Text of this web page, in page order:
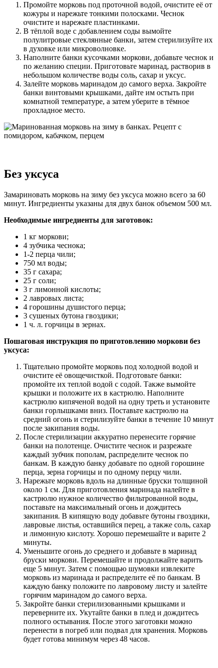
Промойте морковь под проточной водой, очистите её от
кожуры и нарежьте тонкими полосками. Чеснок
очистите и нарежьте пластинками.
В тёплой воде с добавлением соды вымойте
полулитровые стеклянные банки, затем стерилизуйте их
в духовке или микроволновке.
Наполните банки кусочками моркови, добавьте чеснок и
по желанию специи. Приготовьте маринад, растворив в
небольшом количестве воды соль, сахар и уксус.
Залейте морковь маринадом до самого верха. Закройте
банки винтовыми крышками, дайте им остыть при
комнатной температуре, а затем уберите в тёмное
прохладное место.
Без уксуса
Замариновать морковь на зиму без уксуса можно всего за 60
минут. Ингредиенты указаны для двух банок объемом 500 мл.
Необходимые ингредиенты для заготовок:
1 кг моркови;
4 зубчика чеснока;
1-2 перца чили;
750 мл воды;
35 г сахара;
25 г соли;
3 г лимонной кислоты;
2 лавровых листа;
4 горошины душистого перца;
3 сушеных бутона гвоздики;
1 ч. л. горчицы в зернах.
Пошаговая инструкция по приготовлению моркови без
уксуса:
Тщательно промойте морковь под холодной водой и
очистите её овощечисткой. Подготовьте банки:
промойте их теплой водой с содой. Также вымойте
крышки и положите их в кастрюлю. Наполните
кастрюлю кипяченой водой на одну треть и установите
банки горлышками вниз. Поставьте кастрюлю на
средний огонь и стерилизуйте банки в течение 10 минут
после закипания воды.
После стерилизации аккуратно перенесите горячие
банки на полотенце. Очистите чеснок и разрежьте
каждый зубчик пополам, распределите чеснок по
банкам. В каждую банку добавьте по одной горошине
перца, зерна горчицы и по одному перцу чили.
Нарежьте морковь вдоль на длинные бруски толщиной
около 1 см. Для приготовления маринада налейте в
кастрюлю нужное количество фильтрованной воды,
поставьте на максимальный огонь и дождитесь
закипания. В кипящую воду добавьте бутоны гвоздики,
лавровые листья, оставшийся перец, а также соль, сахар
и лимонную кислоту. Хорошо перемешайте и варите 2
минуты.
Уменьшите огонь до среднего и добавьте в маринад
бруски моркови. Перемешайте и продолжайте варить
еще 5 минут. Затем с помощью шумовки извлеките
морковь из маринада и распределите её по банкам. В
каждую банку положите по лавровому листу и залейте
горячим маринадом до самого верха.
Закройте банки стерилизованными крышками и
переверните их. Укутайте банки в плед и дождитесь
полного остывания. После этого заготовки можно
перенести в погреб или подвал для хранения. Морковь
будет готова минимум через 48 часов.